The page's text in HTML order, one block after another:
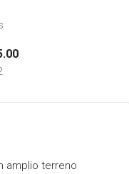
amplio terreno